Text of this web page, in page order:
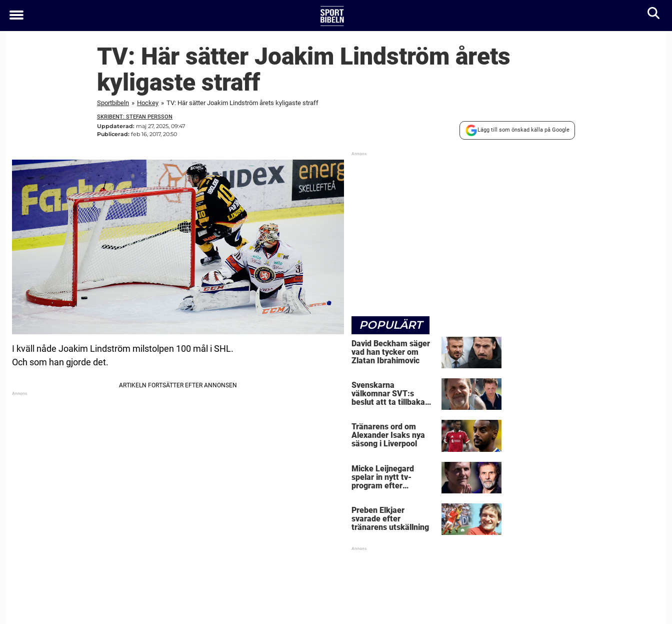
Toggle
TV: Här sätter Joakim Lindström årets
kyligaste straff
Sportbibeln » Hockey » TV: Här sätter Joakim Lindström årets kyligaste straff
SKRIBENT: STEFAN PERSSON
Uppdaterad: maj 27, 2025, 09:47
Publicerad: feb 16, 2017, 20:50
Lägg till som önskad källa på Google
I kväll nåde Joakim Lindström milstolpen 100 mål i SHL.
Och som han gjorde det.
POPULÄRT
David Beckham säger
vad han tycker om
Zlatan Ibrahimovic
Svenskarna
välkomnar SVT:s
beslut att ta tillbaka
Tränarens ord om
Alexander Isaks nya
säsong i Liverpool
Micke Leijnegard
spelar in nytt tv-
program efter
Preben Elkjaer
svarade efter
tränarens utskällning